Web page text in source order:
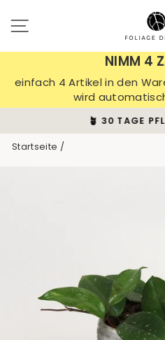
zum
Inhalt
NIMM 4
einfach 4 Artikel in den
wird
🪴 30 TAGE
Startseite /